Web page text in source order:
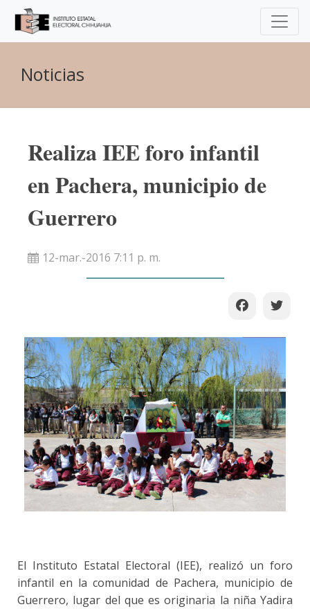
Noticias
Realiza IEE foro infantil
en Pachera, municipio de
Guerrero
12-mar.-2016 7:11 p. m.
El Instituto Estatal Electoral (IEE), realizó un foro
infantil en la comunidad de Pachera, municipio de
Guerrero, lugar del que es originaria la niña Yadira